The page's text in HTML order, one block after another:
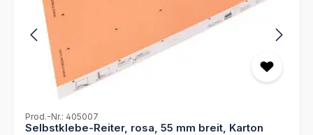
Auffinden der Mappe - Kapazität von 100 Blatt Papier -
Passend zur Aufbewahrung in der Ordnungsbox
Prod.-Nr.: 405007
Selbstklebe-Reiter, rosa, 55 mm breit, Karton